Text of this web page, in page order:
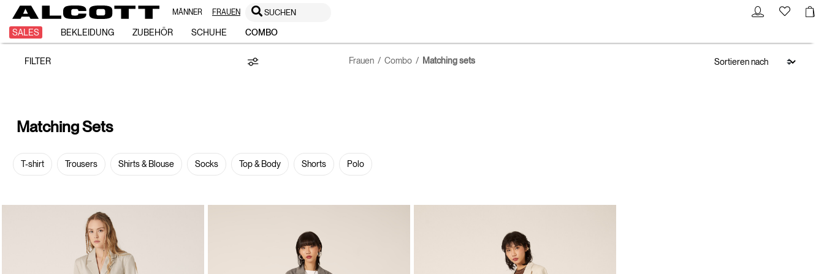
MÄNNER FRAUEN SUCHEN
SALES BEKLEIDUNG ZUBEHÖR SCHUHE COMBO
Matching
FILTER Frauen Combo Matching sets
Matching Sets
T-shirt Trousers Shirts & Blouse Socks Top & Body Shorts Polo